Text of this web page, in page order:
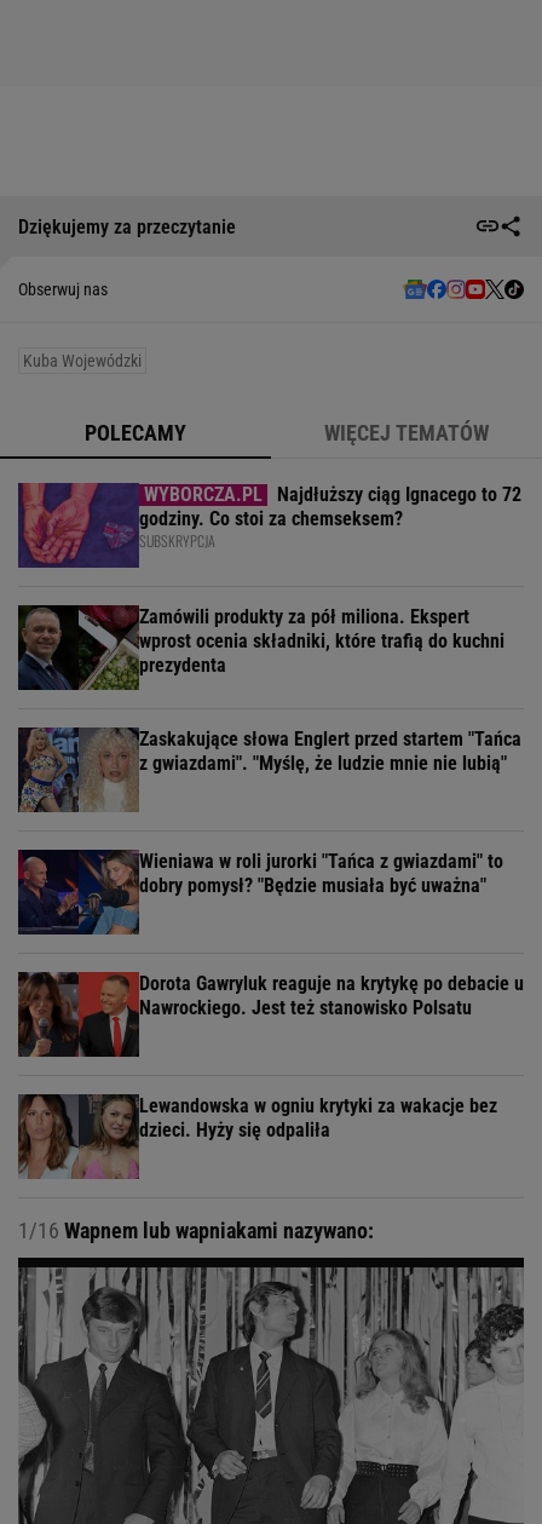
Dziękujemy za przeczytanie
Obserwuj nas
Kuba Wojewódzki
POLECAMY WIĘCEJ TEMATÓW
Najdłuższy ciąg Ignacego to 72
godziny. Co stoi za chemseksem?
SUBSKRYPCJA
Zamówili produkty za pół miliona. Ekspert
wprost ocenia składniki, które trafią do kuchni
prezydenta
Zaskakujące słowa Englert przed startem "Tańca
z gwiazdami". "Myślę, że ludzie mnie nie lubią"
Wieniawa w roli jurorki "Tańca z gwiazdami" to
dobry pomysł? "Będzie musiała być uważna"
Dorota Gawryluk reaguje na krytykę po debacie u
Nawrockiego. Jest też stanowisko Polsatu
Lewandowska w ogniu krytyki za wakacje bez
dzieci. Hyży się odpaliła
1/16 Wapnem lub wapniakami nazywano: